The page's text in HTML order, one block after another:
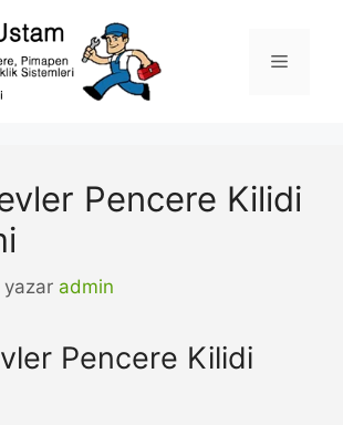
Menü
Pencere Kilidi
yazar admin
Pencere Kilidi